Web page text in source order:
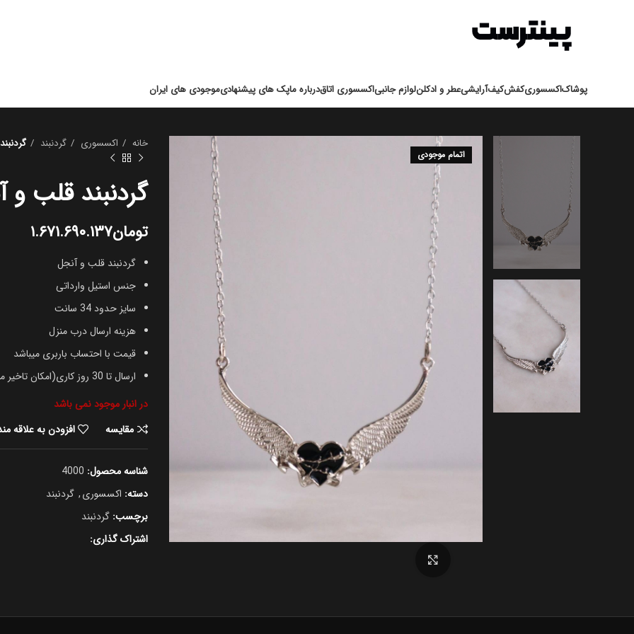
پوشاکاکسسوریکفشکیفآرایشیعطر و ادکلنلوازم جانبیاکسسوری اتاقدرباره ماپک های پیشنهادیموجودی های ایران
اتمام موجودی
خانه اکسسوری گردنبند
گردنبند قلب و
تومان۱.۶۷۱.۶۹۰.۱۳۷
گردنبند قلب و آنجل
جنس استیل وارداتی
سایز حدود 34 سانت
هزینه ارسال درب منزل
قیمت با احتساب باربری میباشد
ارسال تا 30 روز کاری(امکان تاخیر میباشد)
در انبار موجود نمی باشد
مقایسه
افزودن به علاقه
شناسه محصول: 4000
دسته: اکسسوری, گردنبند
برچسب: گردنبند
اشتراک گذاری: